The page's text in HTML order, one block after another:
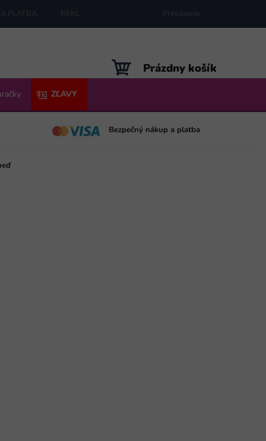
PLATBA REKLAMÁCIE MAPA SERVERU
Prihlásenie
NÁKUPNÝ
KOŠÍK
Prázdny košík
ZĽAVY
Bezpečný nákup a platba